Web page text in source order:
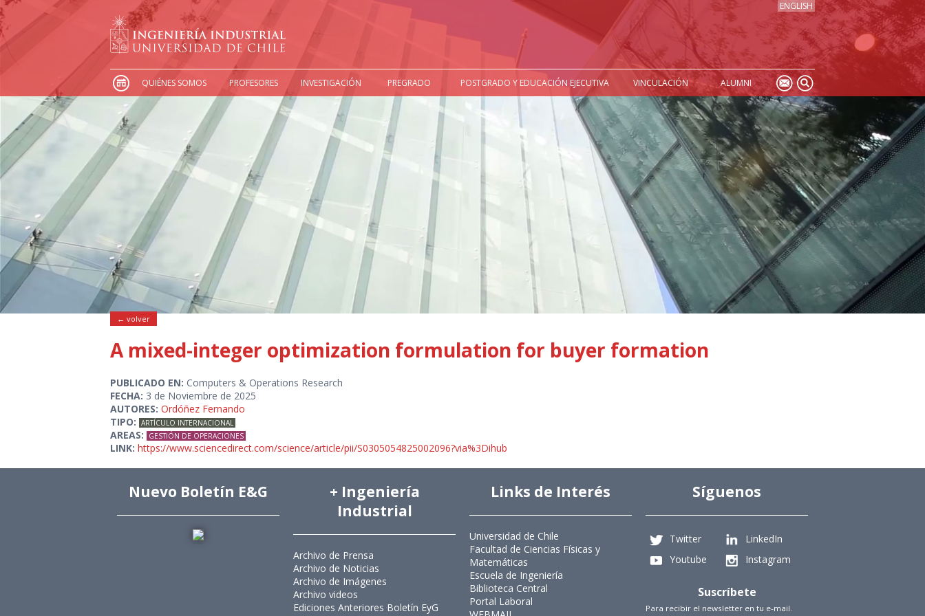
ENGLISH
QUIÉNES SOMOS PROFESORES INVESTIGACIÓN PREGRADO POSTGRADO Y EDUCACIÓN EJECUTIVA VINCULACIÓN ALUMNI
← volver
A mixed-integer optimization formulation for buyer formation
PUBLICADO EN: Computers & Operations Research
FECHA: 3 de Noviembre de 2025
AUTORES: Ordóñez Fernando
TIPO: ARTÍCULO INTERNACIONAL
AREAS: GESTIÓN DE OPERACIONES
LINK: https://www.sciencedirect.com/science/article/pii/S0305054825002096?via%3Dihub
Nuevo Boletín E&G
+ Ingeniería
Industrial
Archivo de Prensa
Archivo de Noticias
Archivo de Imágenes
Archivo videos
Ediciones Anteriores Boletín EyG
Links de Interés
Universidad de Chile
Facultad de Ciencias Físicas y
Matemáticas
Escuela de Ingeniería
Biblioteca Central
Portal Laboral
Síguenos
Twitter
LinkedIn
Youtube
Instagram
Suscríbete
Para recibir el newsletter en tu e-mail.